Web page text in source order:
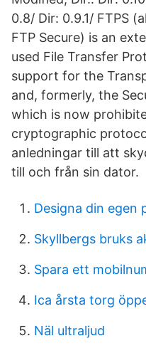
0.8/ Dir: 0.9.1/ FTPS
FTP Secure) is an
used File Transfer
support for the
and, formerly, the
which is now
cryptographic
anledningar till att
till och från sin dator.
Designa din egen
Skyllbergs bruks
Spara ett
Ica årsta torg
Näl ultraljud